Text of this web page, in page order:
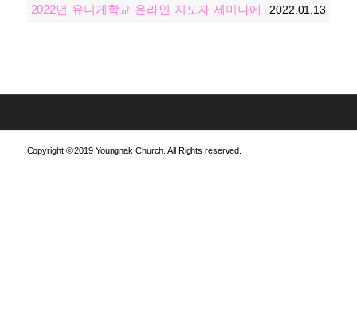
2022년 유니게학교 온라인 지도자 세미나에 초대합니다!
2022.01.13
Copyright © 2019 Youngnak Church. All Rights reserved.